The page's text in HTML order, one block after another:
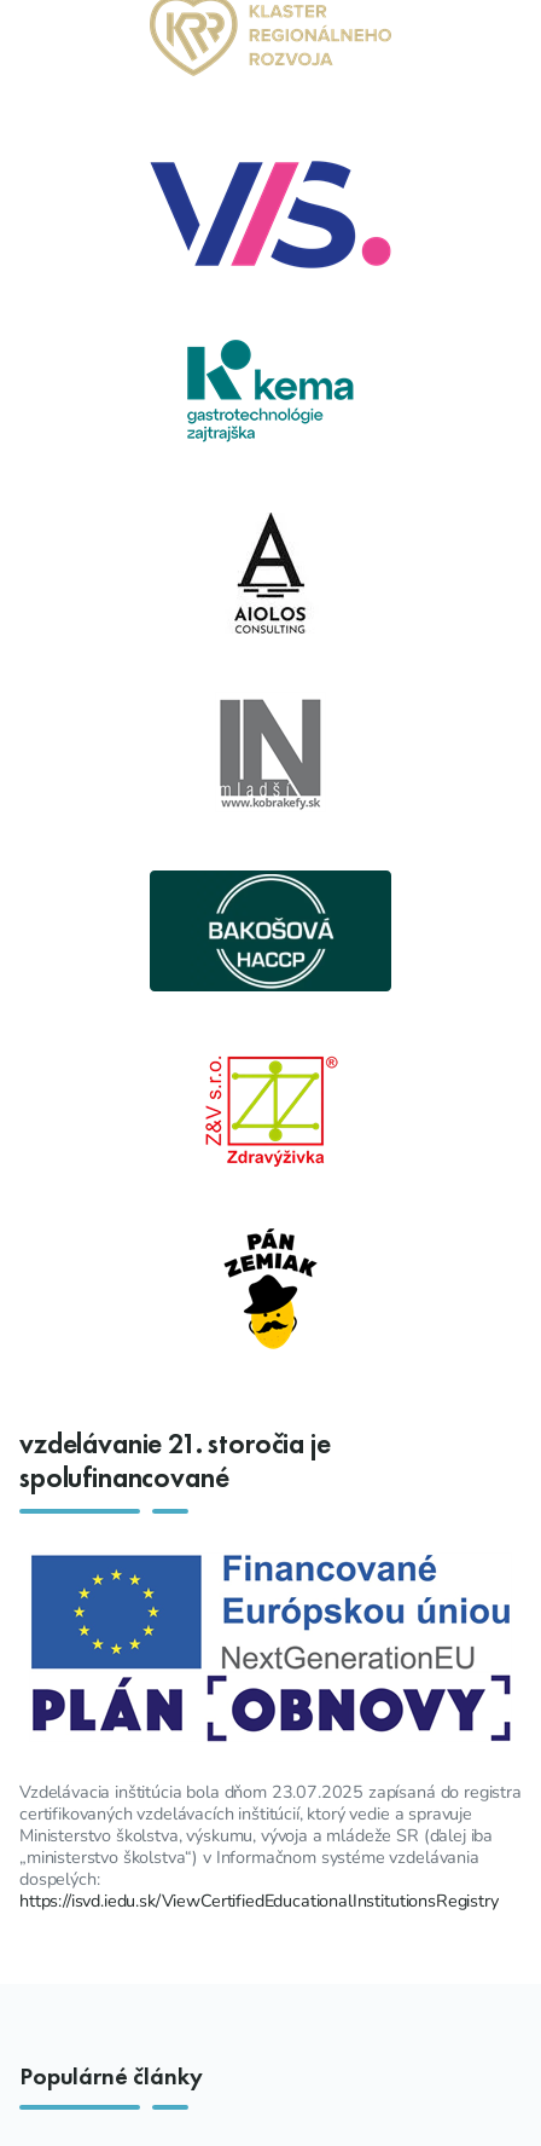
vzdelávanie 21. storočia je
spolufinancované
Vzdelávacia inštitúcia bola dňom 23.07.2025 zapísaná do registra
certifikovaných vzdelávacích inštitúcií, ktorý vedie a spravuje
Ministerstvo školstva, výskumu, vývoja a mládeže SR (ďalej iba
„ministerstvo školstva“) v Informačnom systéme vzdelávania
dospelých:
https://isvd.iedu.sk/ViewCertifiedEducationalInstitutionsRegistry
Populárné články